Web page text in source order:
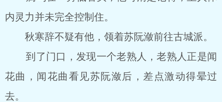
内灵力并未完全控制住。
秋寒辞不疑有他，领着苏阮潋前往古城派。
到了门口，发现一个老熟人，老熟人正是闻
花曲，闻花曲看见苏阮潋后，差点激动得晕过
去。